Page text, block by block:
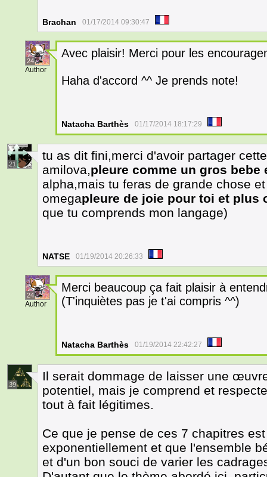
Brachan 01/17/2014 09:30:47
24
Author
Avec plaisir! Merci pour les
Haha d'accord ^^ Je prends note!
Natacha Barthès 01/17/2014 18:17:29
21
tu as dit fini,merci d'avoir partager
amilova,pleure comme un gros bebe
alpha,mais tu feras de grande chose
omegapleure de joie pour toi et plus
que tu comprends mon langage)
NATSE 01/19/2014 20:26:33
24
Author
Merci beaucoup ça fait plaisir à
(T'inquiètes pas je t'ai compris ^^)
Natacha Barthès 01/19/2014 22:42:27
39
Il serait dommage de laisser une
potentiel, mais je comprend et
tout à fait légitimes.
Ce que je pense de ces 7 chapitres
exponentiellement et que l'ensemble
et d'un bon souci de varier les